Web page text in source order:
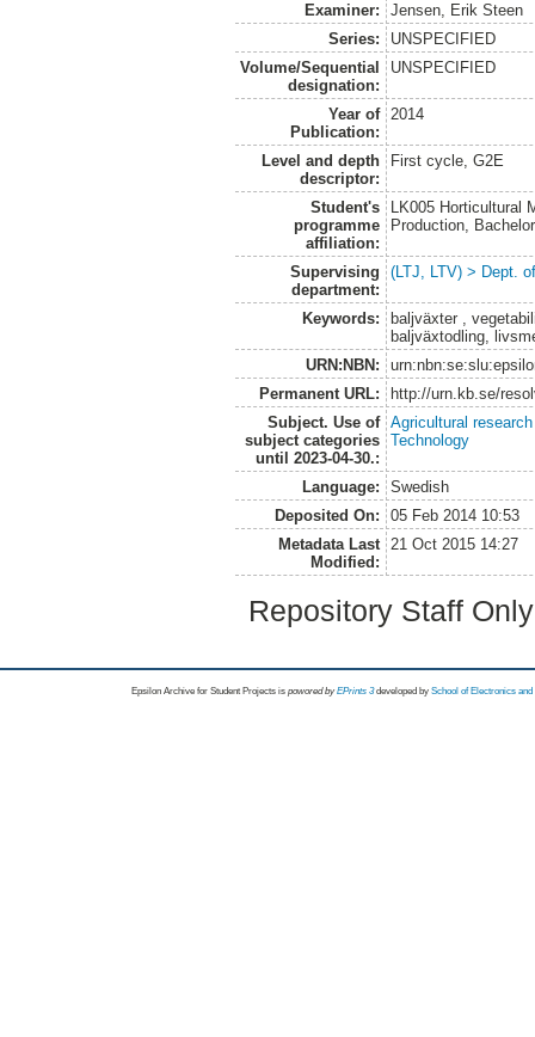
Examiner:
Jensen, Erik Steen
Series:
UNSPECIFIED
Volume/Sequential
designation:
UNSPECIFIED
Year of
Publication:
2014
Level and depth
descriptor:
First cycle, G2E
Student's
programme
affiliation:
LK005 Horticultural
Production,
Supervising
department:
(LTJ, LTV) > Dept.
Keywords:
baljväxter ,
baljväxtodling,
URN:NBN:
Permanent URL:
http://urn.kb.se/
Subject. Use of
subject categories
until 2023-04-30.:
Agricultural research
Technology
Language:
Swedish
Deposited On:
05 Feb 2014 10:53
Metadata Last
Modified:
21 Oct 2015 14:27
Repository Staff
Epsilon Archive for Student Projects is powored byEPrints 3 developed by School of Electronics